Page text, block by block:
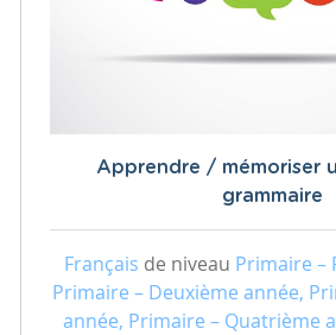
Apprendre / mémoriser
grammaire
Français de niveau Primaire –
Primaire – Deuxième année,
année, Primaire – Quatrième